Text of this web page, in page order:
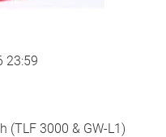
23:59
(TLF 3000 & GW-L1)